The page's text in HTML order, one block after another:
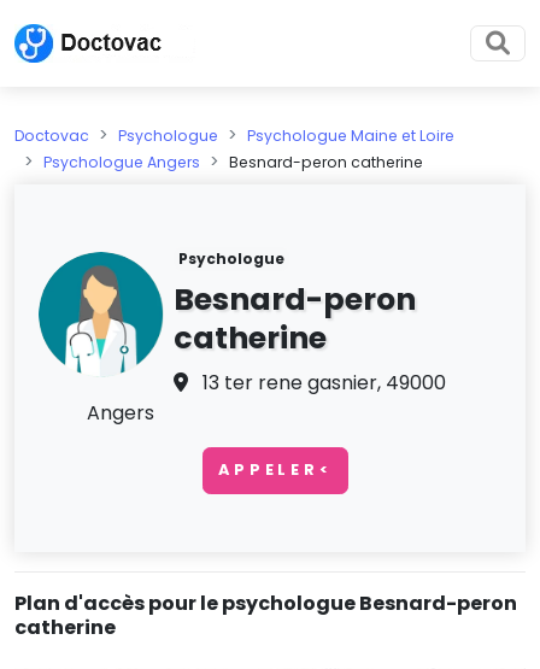
Doctovac Psychologue
Psychologue Maine et Loire
Psychologue Angers
Besnard-peron catherine
Psychologue
Besnard-peron
catherine
13 ter rene gasnier, 49000
Angers
APPELER<
Plan d'accès pour le psychologue Besnard-peron
catherine